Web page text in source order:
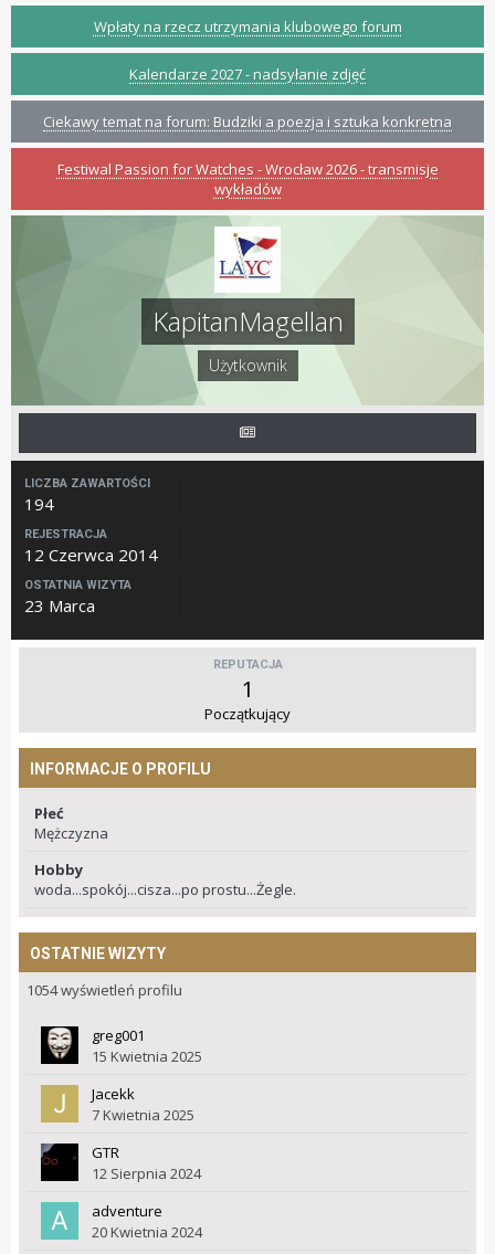
Wpłaty na rzecz utrzymania klubowego forum
Kalendarze 2027 - nadsyłanie zdjęć
Ciekawy temat na forum: Budziki a poezja i sztuka konkretna
Festiwal Passion for Watches - Wrocław 2026 - transmisje
wykładów
KapitanMagellan
Użytkownik
LICZBA ZAWARTOŚCI
194
REJESTRACJA
12 Czerwca 2014
OSTATNIA WIZYTA
23 Marca
REPUTACJA
1
Początkujący
INFORMACJE O PROFILU
Płeć
Mężczyzna
Hobby
woda...spokój...cisza...po prostu...Żegle.
OSTATNIE WIZYTY
1054 wyświetleń profilu
greg001
15 Kwietnia 2025
Jacekk
7 Kwietnia 2025
GTR
12 Sierpnia 2024
adventure
20 Kwietnia 2024